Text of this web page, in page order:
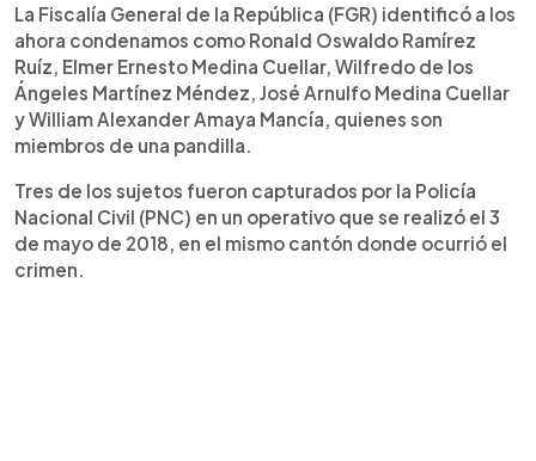
La Fiscalía General de la República (FGR) identificó a los
ahora condenamos como Ronald Oswaldo Ramírez
Ruíz, Elmer Ernesto Medina Cuellar, Wilfredo de los
Ángeles Martínez Méndez, José Arnulfo Medina Cuellar
y William Alexander Amaya Mancía, quienes son
miembros de una pandilla.
Tres de los sujetos fueron capturados por la Policía
Nacional Civil (PNC) en un operativo que se realizó el 3
de mayo de 2018, en el mismo cantón donde ocurrió el
crimen.